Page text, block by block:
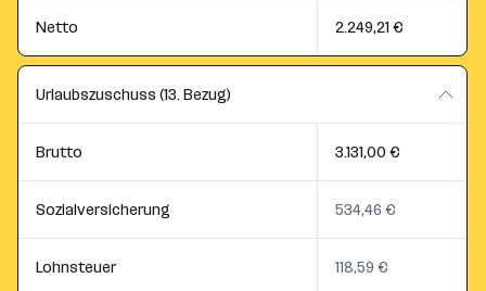
Netto 2.249,21 €
Urlaubszuschuss (13. Bezug)
Brutto 3.131,00 €
Sozialversicherung 534,46 €
Lohnsteuer 118,59 €